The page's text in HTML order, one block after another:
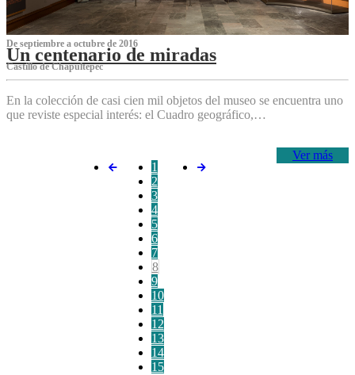
De septiembre a octubre de 2016
Un centenario de miradas
Castillo de Chapultepec
En la colección de casi cien mil objetos del museo se encuentra uno
que reviste especial interés: el Cuadro geográfico,…
Ver más
1
2
3
4
5
6
7
8
9
10
11
12
13
14
15